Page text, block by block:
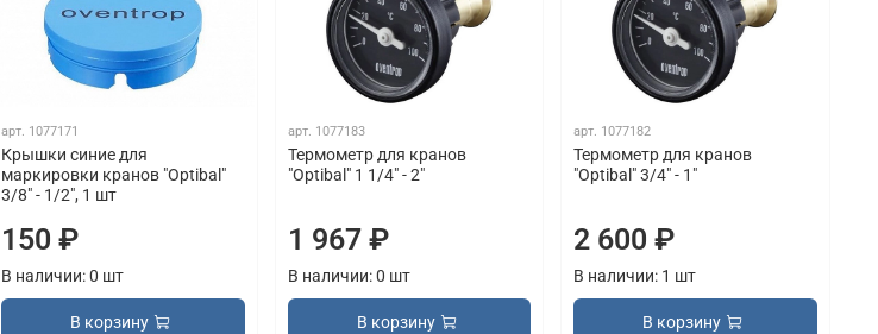
арт. 1077171
Крышки синие для
маркировки кранов "Optibal"
3/8" - 1/2", 1 шт
150 ₽
В наличии: 0 шт
В корзину
арт. 1077183
Термометр для кранов
"Optibal" 1 1/4" - 2"
1 967 ₽
В наличии: 0 шт
В корзину
арт. 1077182
Термометр для кранов
"Optibal" 3/4" - 1"
2 600 ₽
В наличии: 1 шт
В корзину